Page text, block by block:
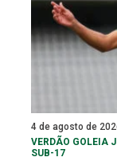
4 de agosto de
VERDÃO GOLEIA
SUB-17